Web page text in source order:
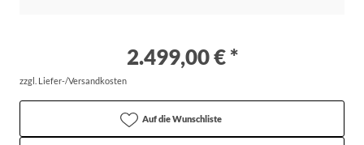
2.499,00 € *
zzgl. Liefer-/Versandkosten
Auf die Wunschliste